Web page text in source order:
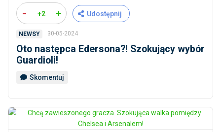
- +2 + Udostępnij
NEWSY 30-05-2024
Oto następca Edersona?! Szokujący wybór
Guardioli!
Skomentuj